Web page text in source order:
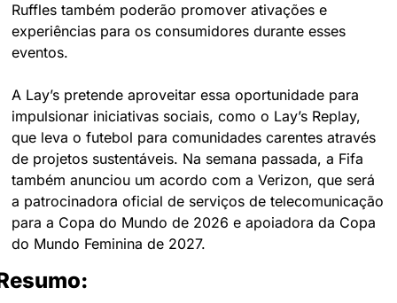
Ruffles também poderão promover ativações e
experiências para os consumidores durante esses
eventos.
A Lay’s pretende aproveitar essa oportunidade para
impulsionar iniciativas sociais, como o Lay’s Replay,
que leva o futebol para comunidades carentes através
de projetos sustentáveis. Na semana passada, a Fifa
também anunciou um acordo com a Verizon, que será
a patrocinadora oficial de serviços de telecomunicação
para a Copa do Mundo de 2026 e apoiadora da Copa
do Mundo Feminina de 2027.